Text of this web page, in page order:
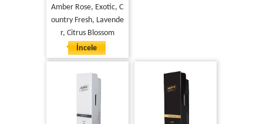
Amber Rose, Exotic, C
ountry Fresh, Lavende
r, Citrus Blossom
İncele